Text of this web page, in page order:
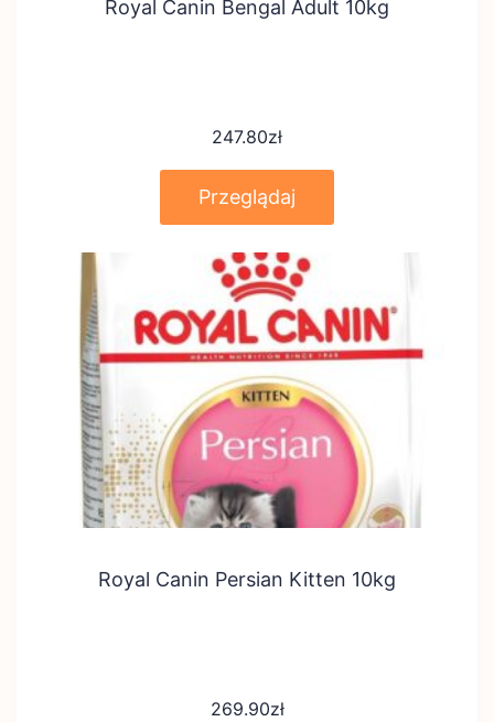
Royal Canin Bengal Adult 10kg
247.80zł
Przeglądaj
Royal Canin Persian Kitten 10kg
269.90zł